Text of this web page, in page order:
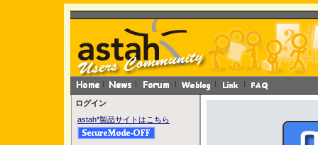
ログイン
astah*製品サイトはこちら